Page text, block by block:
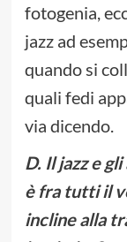
fotogenia,
jazz ad
quando si
quali fedi
via dicendo.
D. Il jazz e
è fra tutti il
incline alla